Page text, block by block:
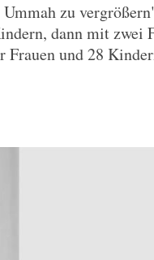
zu
dann mit zwei
und 28